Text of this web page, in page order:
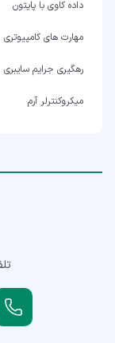
داده کاوی با پایتون
مهارت های کامپیوتری
رهگیری جرایم سایبری
میکروکنترلر آرم